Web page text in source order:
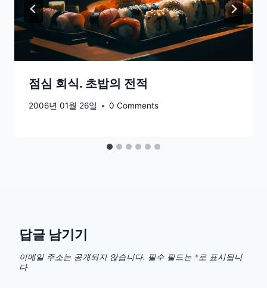
점심 회식. 초밥의 전적
2006년 01월 26일 0 Comments
답글 남기기
이메일 주소는 공개되지 않습니다. 필수 필드는 *로 표시됩니
다